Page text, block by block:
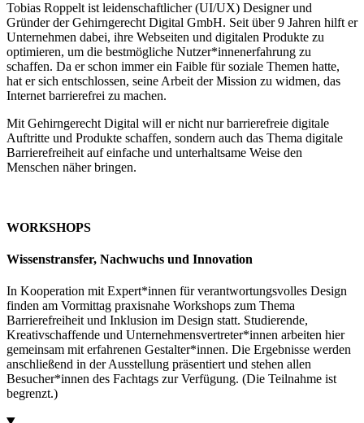
Tobias Roppelt ist leidenschaftlicher (UI/UX) Designer und
Gründer der Gehirngerecht Digital GmbH. Seit über 9 Jahren hilft er
Unternehmen dabei, ihre Webseiten und digitalen Produkte zu
optimieren, um die bestmögliche Nutzer*innenerfahrung zu
schaffen. Da er schon immer ein Faible für soziale Themen hatte,
hat er sich entschlossen, seine Arbeit der Mission zu widmen, das
Internet barrierefrei zu machen.
Mit Gehirngerecht Digital will er nicht nur barrierefreie digitale
Auftritte und Produkte schaffen, sondern auch das Thema digitale
Barrierefreiheit auf einfache und unterhaltsame Weise den
Menschen näher bringen.
WORKSHOPS
Wissenstransfer, Nachwuchs und Innovation
In Kooperation mit Expert*innen für verantwortungsvolles Design
finden am Vormittag praxisnahe Workshops zum Thema
Barrierefreiheit und Inklusion im Design statt. Studierende,
Kreativschaffende und Unternehmensvertreter*innen arbeiten hier
gemeinsam mit erfahrenen Gestalter*innen. Die Ergebnisse werden
anschließend in der Ausstellung präsentiert und stehen allen
Besucher*innen des Fachtags zur Verfügung. (Die Teilnahme ist
begrenzt.)